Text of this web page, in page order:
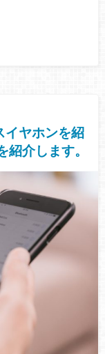
ヤホンを紹
介します。